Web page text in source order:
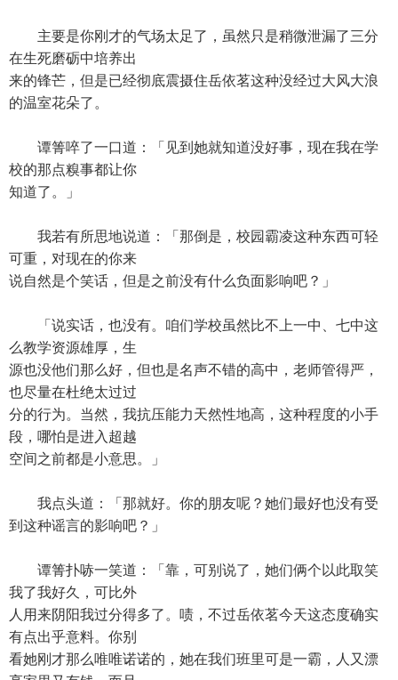
主要是你刚才的气场太足了，虽然只是稍微泄漏了三分
在生死磨砺中培养出
来的锋芒，但是已经彻底震摄住岳依茗这种没经过大风大浪
的温室花朵了。
谭箐啐了一口道：「见到她就知道没好事，现在我在学
校的那点糗事都让你
知道了。」
我若有所思地说道：「那倒是，校园霸凌这种东西可轻
可重，对现在的你来
说自然是个笑话，但是之前没有什么负面影响吧？」
「说实话，也没有。咱们学校虽然比不上一中、七中这
么教学资源雄厚，生
源也没他们那么好，但也是名声不错的高中，老师管得严，
也尽量在杜绝太过过
分的行为。当然，我抗压能力天然性地高，这种程度的小手
段，哪怕是进入超越
空间之前都是小意思。」
我点头道：「那就好。你的朋友呢？她们最好也没有受
到这种谣言的影响吧？」
谭箐扑哧一笑道：「靠，可别说了，她们俩个以此取笑
我了我好久，可比外
人用来阴阳我过分得多了。啧，不过岳依茗今天这态度确实
有点出乎意料。你别
看她刚才那么唯唯诺诺的，她在我们班里可是一霸，人又漂